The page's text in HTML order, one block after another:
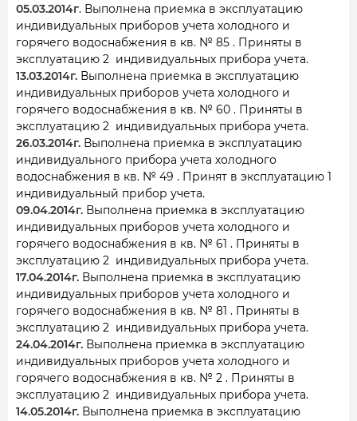
05.03.2014г. Выполнена приемка в эксплуатацию
индивидуальных приборов учета холодного и
горячего водоснабжения в кв. № 85 . Приняты в
эксплуатацию 2 индивидуальных прибора учета.
13.03.2014г. Выполнена приемка в эксплуатацию
индивидуальных приборов учета холодного и
горячего водоснабжения в кв. № 60 . Приняты в
эксплуатацию 2 индивидуальных прибора учета.
26.03.2014г. Выполнена приемка в эксплуатацию
индивидуального прибора учета холодного
водоснабжения в кв. № 49 . Принят в эксплуатацию 1
индивидуальный прибор учета.
09.04.2014г. Выполнена приемка в эксплуатацию
индивидуальных приборов учета холодного и
горячего водоснабжения в кв. № 61 . Приняты в
эксплуатацию 2 индивидуальных прибора учета.
17.04.2014г. Выполнена приемка в эксплуатацию
индивидуальных приборов учета холодного и
горячего водоснабжения в кв. № 81 . Приняты в
эксплуатацию 2 индивидуальных прибора учета.
24.04.2014г. Выполнена приемка в эксплуатацию
индивидуальных приборов учета холодного и
горячего водоснабжения в кв. № 2 . Приняты в
эксплуатацию 2 индивидуальных прибора учета.
14.05.2014г. Выполнена приемка в эксплуатацию